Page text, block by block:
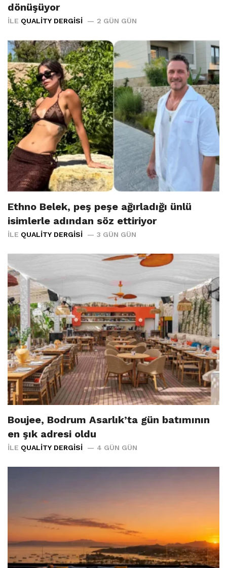
dönüşüyor
İLE QUALITY DERGISI 2 GÜN GÜN
Ethno Belek, peş peşe ağırladığı ünlü
isimlerle adından söz ettiriyor
İLE QUALITY DERGISI 3 GÜN GÜN
Boujee, Bodrum Asarlık’ta gün batımının
en şık adresi oldu
İLE QUALITY DERGISI 4 GÜN GÜN